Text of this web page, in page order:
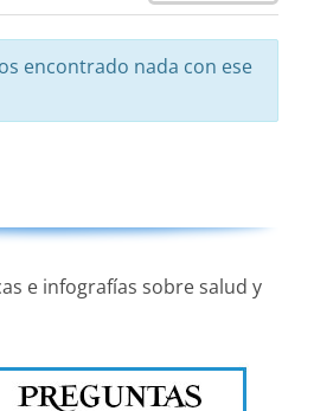
encontrado nada con ese
e infografías sobre salud y